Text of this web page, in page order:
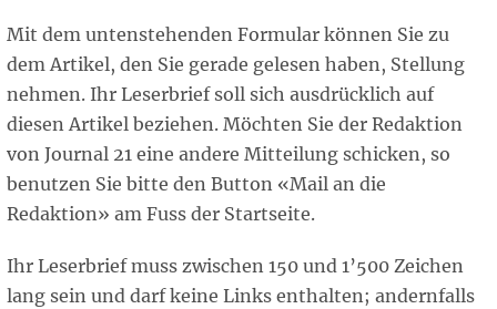
Mit dem untenstehenden Formular können Sie zu
dem Artikel, den Sie gerade gelesen haben, Stellung
nehmen. Ihr Leserbrief soll sich ausdrücklich auf
diesen Artikel beziehen. Möchten Sie der Redaktion
von Journal 21 eine andere Mitteilung schicken, so
benutzen Sie bitte den Button «Mail an die
Redaktion» am Fuss der Startseite.
Ihr Leserbrief muss zwischen 150 und 1’500 Zeichen
lang sein und darf keine Links enthalten; andernfalls